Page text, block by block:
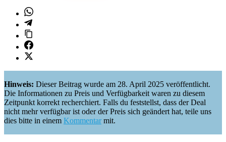
Hinweis: Dieser Beitrag wurde am 28. April 2025 veröffentlicht.
Die Informationen zu Preis und Verfügbarkeit waren zu diesem
Zeitpunkt korrekt recherchiert. Falls du feststellst, dass der Deal
nicht mehr verfügbar ist oder der Preis sich geändert hat, teile uns
dies bitte in einem Kommentarmit.